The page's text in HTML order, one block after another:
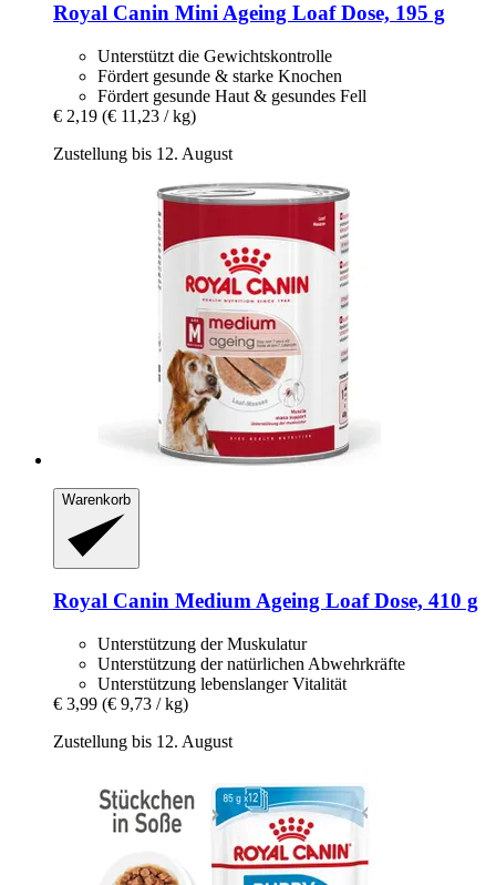
Royal Canin Mini Ageing Loaf Dose, 195 g
Unterstützt die Gewichtskontrolle
Fördert gesunde & starke Knochen
Fördert gesunde Haut & gesundes Fell
€ 2,19 (€ 11,23 / kg)
Zustellung bis 12. August
Warenkorb
Royal Canin Medium Ageing Loaf Dose, 410 g
Unterstützung der Muskulatur
Unterstützung der natürlichen Abwehrkräfte
Unterstützung lebenslanger Vitalität
€ 3,99 (€ 9,73 / kg)
Zustellung bis 12. August